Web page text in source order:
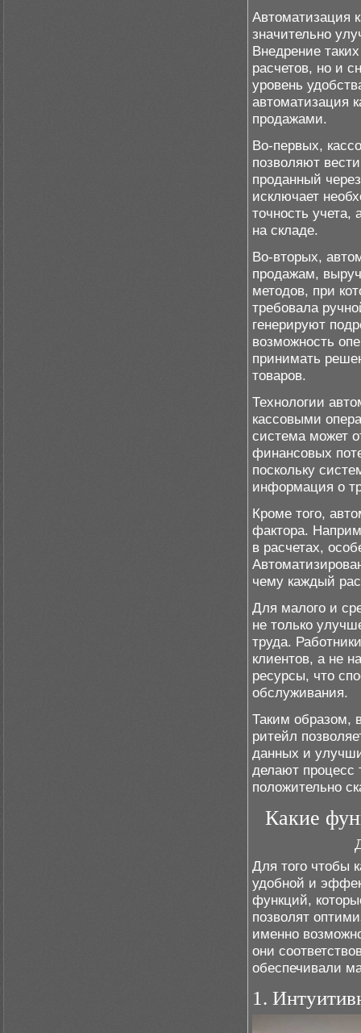
Автоматизация
значительно
Внедрение
расчетов, но и
уровень
автоматизация
продажами.
Во-первых,
позволяют
проданный
исключает
точность учета,
на складе.
Во-вторых,
продажам,
методов, при
требовала
генерируют
возможность
принимать
товаров.
Технологии
кассовыми
система может
финансовых
поскольку
информация о
Кроме того,
фактора.
в расчетах,
чему каждый
Для малого и
не только
труда.
клиентов, а не
ресурсы, что
обслуживания.
Таким образом,
ритейл
данных и
делают процесс
положительно
Какие
Для того чтобы
удобной и
функций,
позволят
именно
они
обеспечивали
1.